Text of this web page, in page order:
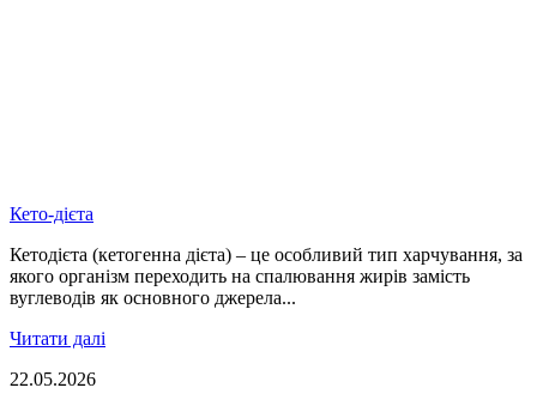
Кето-дієта
Кетодієта (кетогенна дієта) – це особливий тип харчування, за
якого організм переходить на спалювання жирів замість
вуглеводів як основного джерела...
Читати далі
22.05.2026